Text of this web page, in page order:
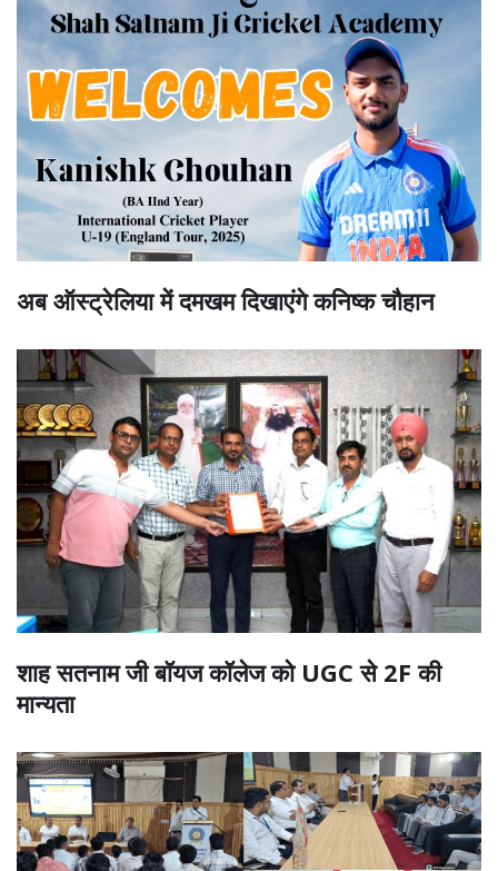
अब ऑस्ट्रेलिया में दमखम दिखाएंगे कनिष्क चौहान
शाह सतनाम जी बॉयज कॉलेज को UGC से 2F की
मान्यता